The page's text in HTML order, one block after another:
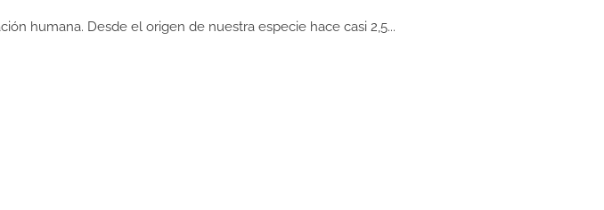
humana. Desde el origen de nuestra especie hace casi 2,5...